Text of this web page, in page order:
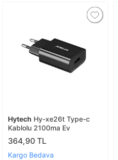
Hytech Hy-xe26t Type-c
Kablolu 2100ma Ev
364,90 TL
Kargo Bedava